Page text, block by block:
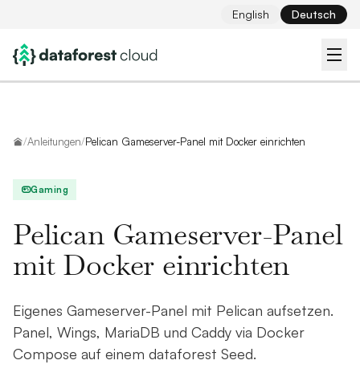
English Deutsch
Startseite
/Anleitungen/Pelican Gameserver-Panel mit Docker einrichten
Gaming
Pelican Gameserver-Panel
mit Docker einrichten
Eigenes Gameserver-Panel mit Pelican aufsetzen.
Panel, Wings, MariaDB und Caddy via Docker
Compose auf einem dataforest Seed.